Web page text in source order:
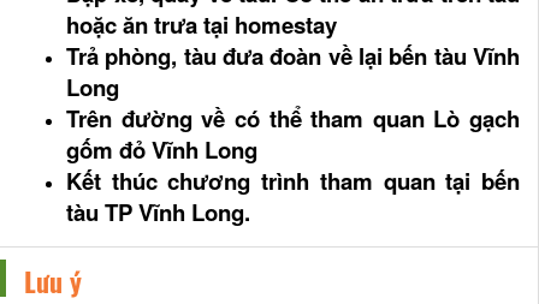
hoặc ăn trưa tại homestay
Trả phòng, tàu đưa đoàn về lại bến tàu Vĩnh
Long
Trên đường về có thể tham quan Lò gạch
gốm đỏ Vĩnh Long
Kết thúc chương trình tham quan tại bến
tàu TP Vĩnh Long.
Lưu ý